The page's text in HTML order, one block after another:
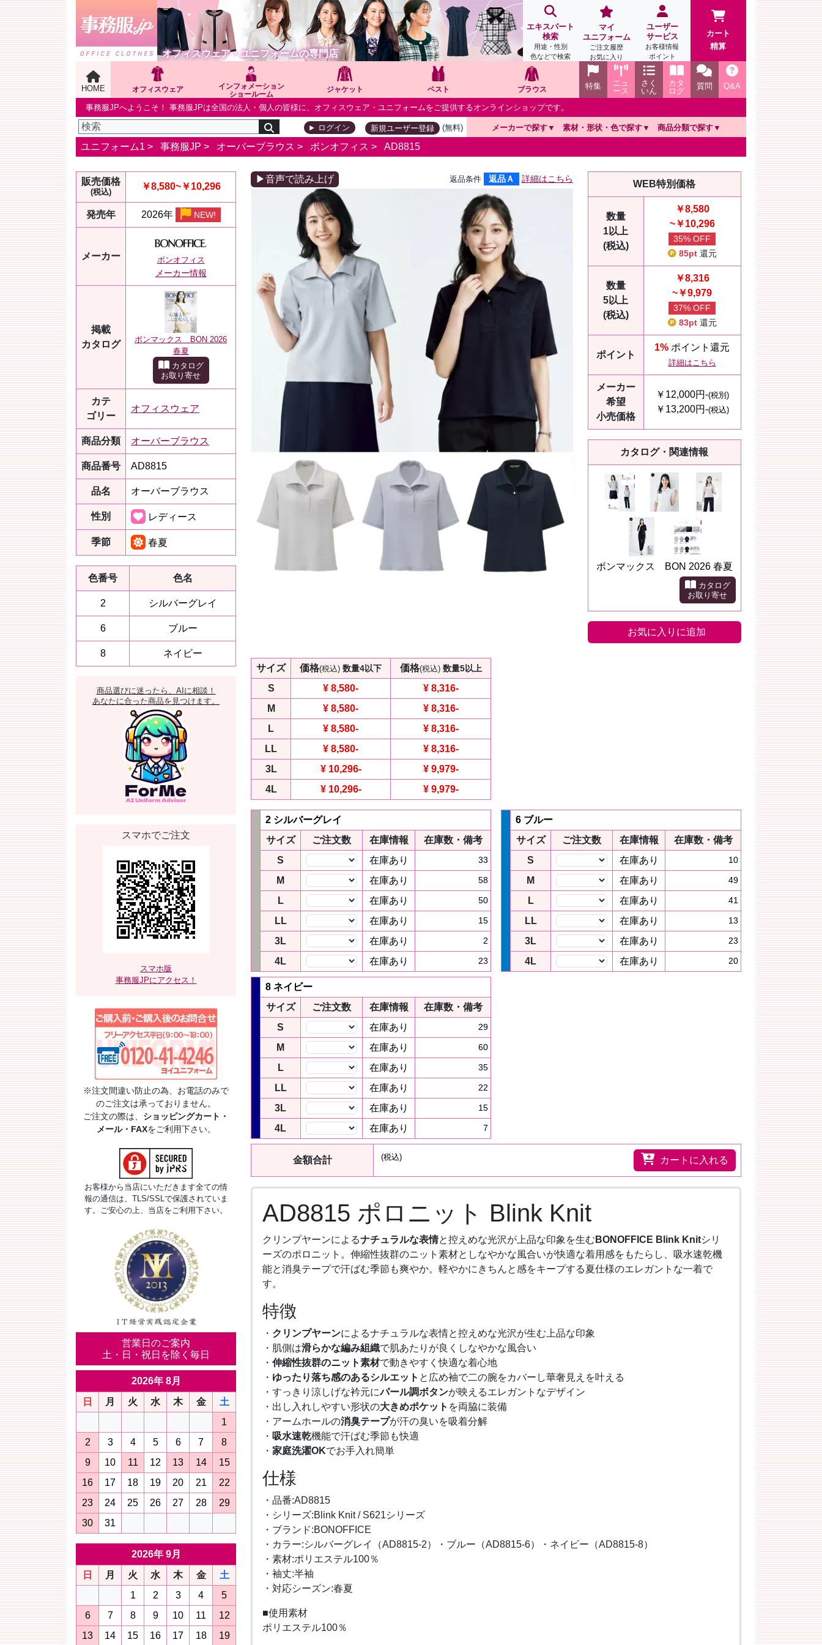
オフィスウェア・ユニフォームの専門店
エキスパート
検索
用途・性別
色などで検索
マイ
ユニフォーム
ご注文履歴
お気に入り
ユーザー
サービス
お客様情報
ポイント
カート
精算
HOME オフィスウェア
インフォメーション
ショールーム
ジャケット ベスト ブラウス Q&A
質問
カタ
ログ
さく
いん
ニュ
ース
特集
事務服JPへようこそ！ 事務服JPは全国の法人・個人の皆様に、オフィスウェア・ユニフォームをご提供するオンラインショップです。
ログイン 新規ユーザー登録 (無料) メーカーで探す 素材・形状・色で探す 商品分類で探す
ユニフォーム1 > 事務服JP > オーバーブラウス > ボンオフィス > AD8815
販売価格
(税込)
￥8,580~￥10,296
発売年 2026年 NEW!
メーカー ボンオフィス
メーカー情報
掲載
カタログ
ボンマックス BON 2026
春夏
カタログ
お取り寄せ
カテ
ゴリー
オフィスウェア
商品分類 オーバーブラウス
商品番号 AD8815
品名 オーバーブラウス
性別 レディース
季節 春夏
色番号 色名
2 シルバーグレイ
6 ブルー
8 ネイビー
商品選びに迷ったら、AIに相談！
あなたに合った商品を見つけます。
スマホでご注文
スマホ版
事務服JPにアクセス！
※注文間違い防止の為、お電話のみで
のご注文は承っておりません。
ご注文の際は、 ショッピングカート・
メール・FAXをご利用下さい。
お客様から当店にいただきます全ての情
報の通信は、TLS/SSLで保護されていま
す。ご安心の上、当店をご利用下さい。
営業日のご案内
土・日・祝日を除く毎日
2026年 8月
日
月 火 水 木 金
土
1
2
3 4 5 6 7
8
9
10 11 12 13 14
15
16
17 18 19 20 21
22
23
24 25 26 27 28
29
30
31
2026年 9月
日
月 火 水 木 金
土
1
2 3 4
5
6
7 8 9 10 11
12
13
14 15 16 17 18 19
▶音声で読み上げ 返品条件 返品Ａ 詳細はこちら WEB特別価格
数量
1以上
(税込)
￥8,580
~￥10,296
35% OFF
85pt 還元
数量
5以上
(税込)
￥8,316
~￥9,979
37% OFF
83pt 還元
ポイント
1% ポイント還元
詳細はこちら
メーカー
希望
小売価格
￥12,000円-(税別)
￥13,200円-(税込)
カタログ・関連情報
ボンマックス BON 2026 春夏
カタログ
お取り寄せ
お気に入りに追加
サイズ 価格(税込) 数量4以下 価格(税込) 数量5以上
S ¥ 8,580- ¥ 8,316-
M
¥ 8,580- ¥ 8,316-
L
¥ 8,580- ¥ 8,316-
LL
¥ 8,580- ¥ 8,316-
3L
¥ 10,296- ¥ 9,979-
4L
¥ 10,296- ¥ 9,979-
2 シルバーグレイ
サイズ
ご注文数 在庫情報
在庫数・備考
S
在庫あり 33
M 在庫あり 58
L 在庫あり 50
LL 在庫あり 15
3L 在庫あり 2
4L 在庫あり 23
6 ブルー
サイズ
ご注文数 在庫情報
在庫数・備考
S
在庫あり 10
M 在庫あり 49
L 在庫あり 41
LL 在庫あり 13
3L 在庫あり 23
4L 在庫あり 20
8 ネイビー
サイズ
ご注文数 在庫情報
在庫数・備考
S
在庫あり 29
M 在庫あり 60
L 在庫あり 35
LL 在庫あり 22
3L 在庫あり 15
4L 在庫あり 7
金額合計 (税込) カートに入れる
AD8815 ポロニット Blink Knit
クリンプヤーンによるナチュラルな表情と控えめな光沢が上品な印象を生む BONOFFICE Blink Knitシリ
ーズのポロニット。伸縮性抜群のニット素材としなやかな風合いが快適な着用感をもたらし、吸水速乾機
能と消臭テープで汗ばむ季節も爽やか。軽やかにきちんと感をキープする夏仕様のエレガントな一着で
す。
特徴
・ クリンプヤーンによるナチュラルな表情と控えめな光沢が生む上品な印象
・肌側は滑らかな編み組織で肌あたりが良くしなやかな風合い
・ 伸縮性抜群のニット素材で動きやすく快適な着心地
・ ゆったり落ち感のあるシルエット と広め袖で二の腕をカバーし華奢見えを叶える
・すっきり涼しげな衿元にパール調ボタンが映えるエレガントなデザイン
・出し入れしやすい形状の大きめポケット を両脇に装備
・アームホールの消臭テープが汗の臭いを吸着分解
・ 吸水速乾機能で汗ばむ季節も快適
・ 家庭洗濯OKでお手入れ簡単
仕様
・品番:AD8815
・シリーズ:Blink Knit / S621シリーズ
・ブランド:BONOFFICE
・カラー:シルバーグレイ（AD8815-2）・ブルー（AD8815-6）・ネイビー（AD8815-8）
・素材:ポリエステル100％
・袖丈:半袖
・対応シーズン:春夏
■使用素材
ポリエステル100％